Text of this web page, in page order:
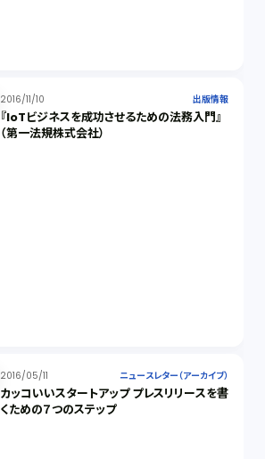
2016/11/10 出版情報
『IoTビジネスを成功させるための法務入門』
（第一法規株式会社）
2016/05/11 ニュースレター（アーカイブ）
カッコいいスタートアップ プレスリリースを書
くための７つのステップ